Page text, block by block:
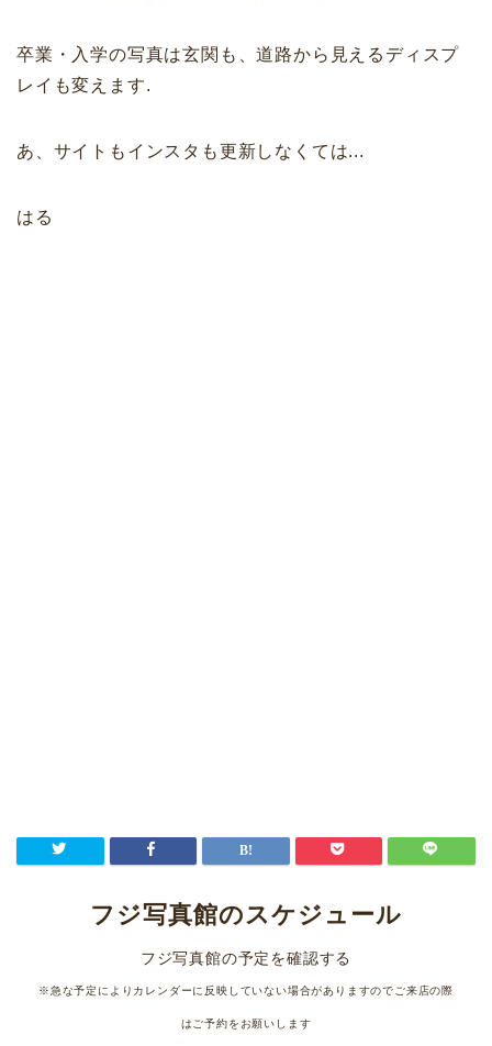
卒業・入学の写真は玄関も、道路から見えるディスプ
レイも変えます.
あ、サイトもインスタも更新しなくては...
はる
フジ写真館のスケジュール
フジ写真館の予定を確認する
※急な予定によりカレンダーに反映していない場合がありますのでご来店の際
はご予約をお願いします